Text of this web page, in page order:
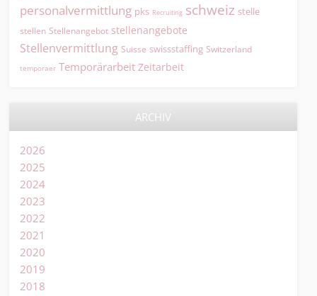
personalvermittlung pks Recruiting schweiz stelle
stellen Stellenangebot stellenangebote
Stellenvermittlung Suisse swissstaffing Switzerland
temporaer Temporärarbeit Zeitarbeit
ARCHIV
2026
2025
2024
2023
2022
2021
2020
2019
2018